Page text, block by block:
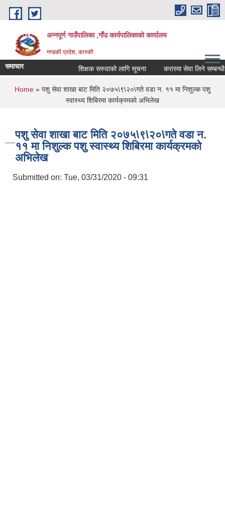
Skip to main content
अन्नपूर्ण गाउँपालिका ,गाँउ कार्यपालिकाको कार्यालय
गण्डकी प्रदेश, कास्की
समाचार शिक्षक सरुवाको लागि सूचना करारमा सेवा लिने सम्बन्धी
You are here
Home » पशु सेवा शाखा बाट मिति २०७५\९\२०\गते वडा न. ११ मा निशुल्क पशु
स्वास्थ्य शिबिरमा कार्यक्रमको अभिलेख
पशु सेवा शाखा बाट मिति २०७५\९\२०\गते वडा न.
११ मा निशुल्क पशु स्वास्थ्य शिबिरमा कार्यक्रमको
अभिलेख
Submitted on: Tue, 03/31/2020 - 09:31